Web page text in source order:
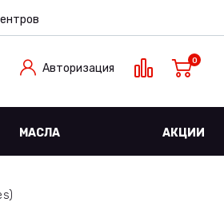
Авторизация
0
МАСЛА АКЦИИ